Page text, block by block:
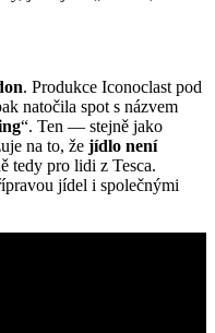
. Produkce Iconoclast pod
natočila spot s názvem
“. Ten — stejně jako
na to, že jídlo není
tedy pro lidi z Tesca.
jídel i společnými